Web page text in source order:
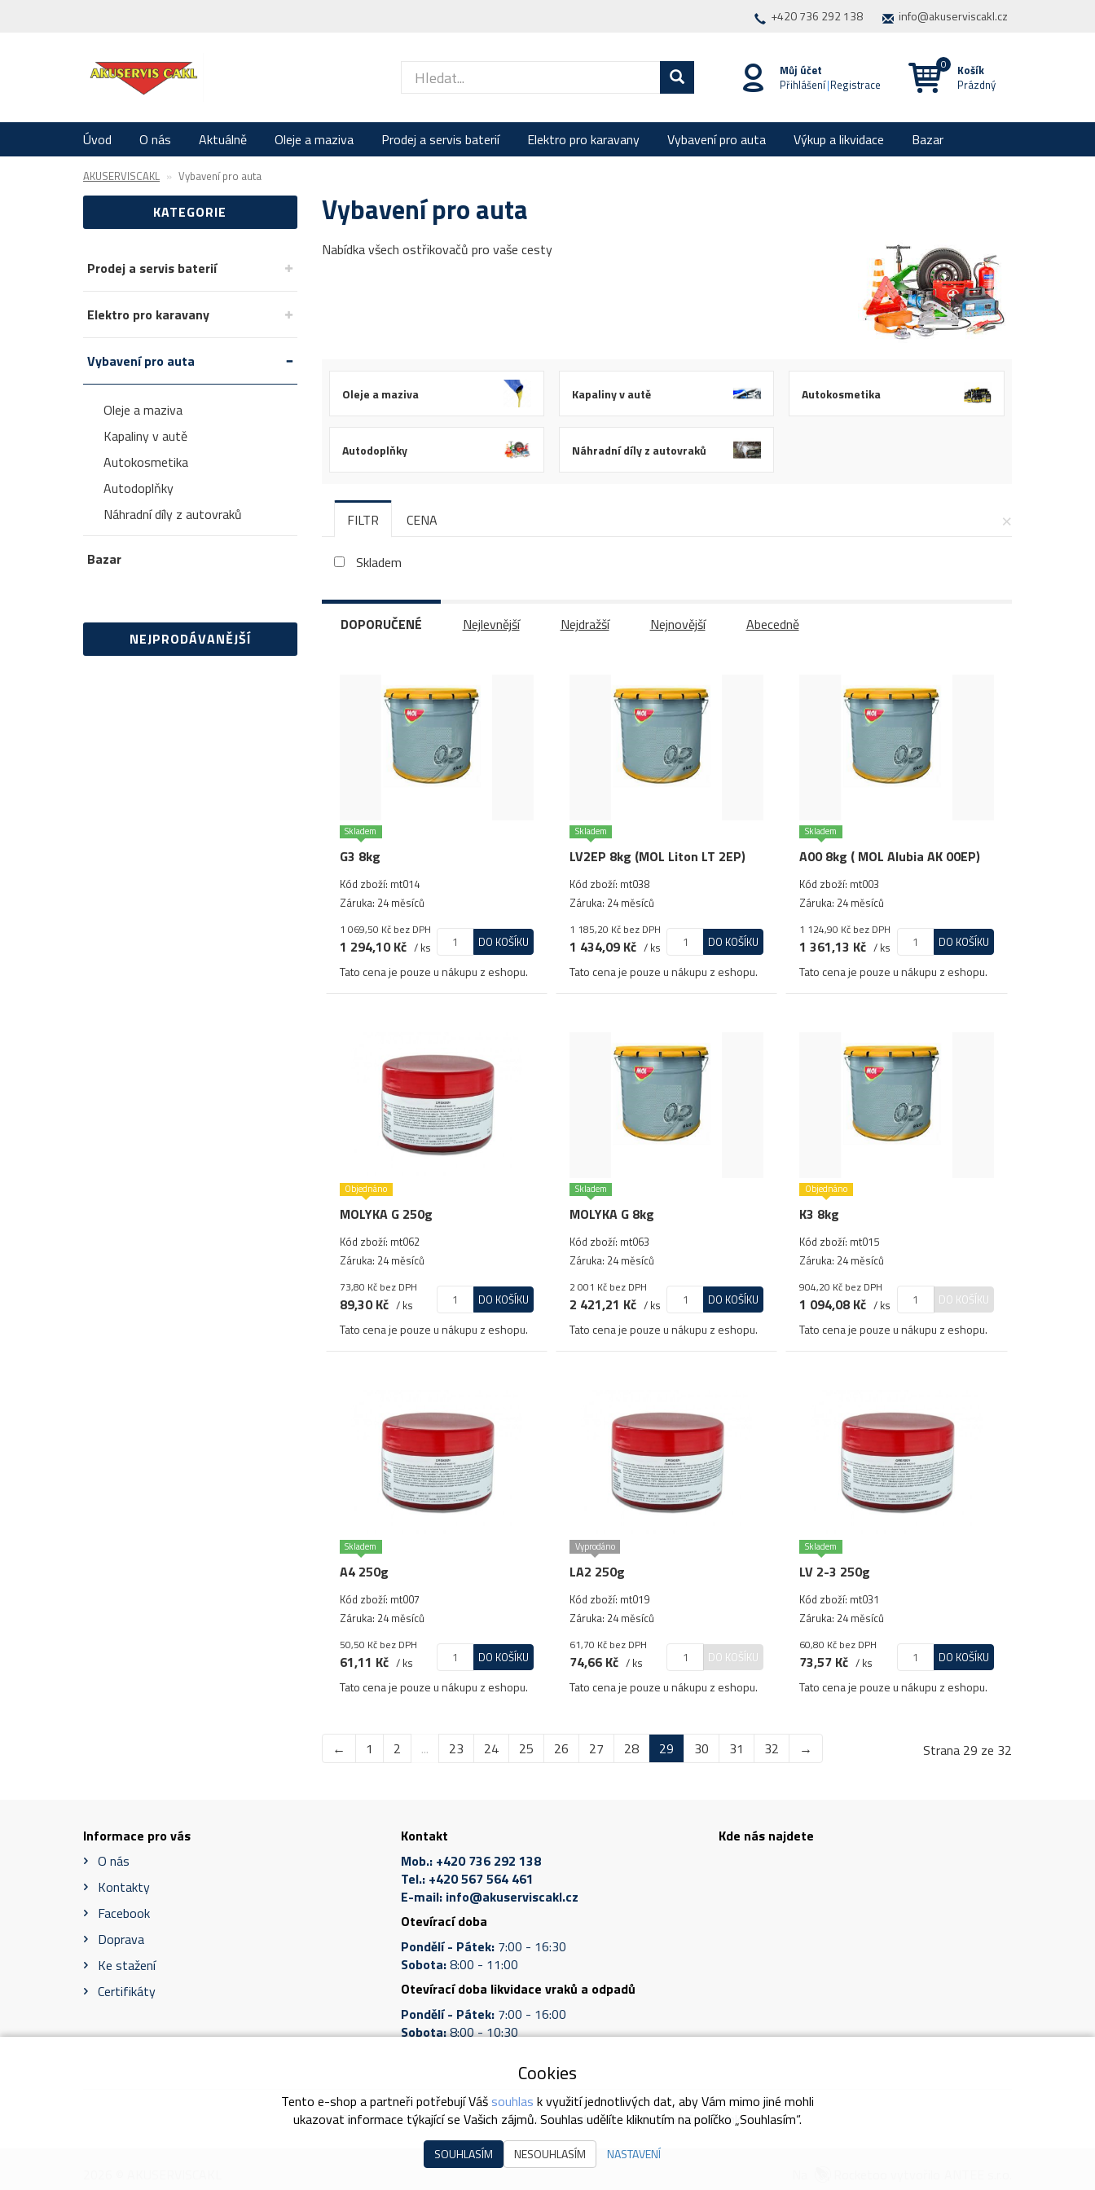
+420 736 292 138 info@akuserviscakl.cz
Můj účet
Přihlášení|Registrace
Košík
Prázdný
Úvod O nás Aktuálně Oleje a maziva Prodej a servis baterií Elektro pro karavany Vybavení pro auta Výkup a likvidace Bazar
AKUSERVISCAKL Vybavení pro auta
KATEGORIE
Prodej a servis baterií
Elektro pro karavany
Vybavení pro auta
Oleje a maziva
Kapaliny v autě
Autokosmetika
Autodoplňky
Náhradní díly z autovraků
Bazar
NEJPRODÁVANĚJŠÍ
Vybavení pro auta
Nabídka všech ostřikovačů pro vaše cesty
Oleje a maziva Kapaliny v autě Autokosmetika
Autodoplňky Náhradní díly z autovraků
×
FILTR CENA
Skladem
DOPORUČENÉ Nejlevnější Nejdražší Nejnovější Abecedně
Skladem
G3 8kg
Kód zboží: mt014
Záruka: 24 měsíců
1 069,50 Kč bez DPH
1 294,10 Kč / ks DO KOŠÍKU
Tato cena je pouze u nákupu z eshopu.
Skladem
LV2EP 8kg (MOL Liton LT 2EP)
Kód zboží: mt038
Záruka: 24 měsíců
1 185,20 Kč bez DPH
1 434,09 Kč / ks DO KOŠÍKU
Tato cena je pouze u nákupu z eshopu.
Skladem
A00 8kg ( MOL Alubia AK 00EP)
Kód zboží: mt003
Záruka: 24 měsíců
1 124,90 Kč bez DPH
1 361,13 Kč / ks DO KOŠÍKU
Tato cena je pouze u nákupu z eshopu.
Objednáno
MOLYKA G 250g
Kód zboží: mt062
Záruka: 24 měsíců
73,80 Kč bez DPH
89,30 Kč / ks DO KOŠÍKU
Tato cena je pouze u nákupu z eshopu.
Skladem
MOLYKA G 8kg
Kód zboží: mt063
Záruka: 24 měsíců
2 001 Kč bez DPH
2 421,21 Kč / ks DO KOŠÍKU
Tato cena je pouze u nákupu z eshopu.
Objednáno
K3 8kg
Kód zboží: mt015
Záruka: 24 měsíců
904,20 Kč bez DPH
1 094,08 Kč / ks DO KOŠÍKU
Tato cena je pouze u nákupu z eshopu.
Skladem
A4 250g
Kód zboží: mt007
Záruka: 24 měsíců
50,50 Kč bez DPH
61,11 Kč / ks DO KOŠÍKU
Tato cena je pouze u nákupu z eshopu.
Vyprodáno
LA2 250g
Kód zboží: mt019
Záruka: 24 měsíců
61,70 Kč bez DPH
74,66 Kč / ks DO KOŠÍKU
Tato cena je pouze u nákupu z eshopu.
Skladem
LV 2-3 250g
Kód zboží: mt031
Záruka: 24 měsíců
60,80 Kč bez DPH
73,57 Kč / ks DO KOŠÍKU
Tato cena je pouze u nákupu z eshopu.
← 1 2 ... 23 24 25 26 27 28 29 30 31 32 → Strana 29 ze 32
Informace pro vás
O nás
Kontakty
Facebook
Doprava
Ke stažení
Certifikáty
Kontakt
Mob.: +420 736 292 138
Tel.: +420 567 564 461
E-mail: info@akuserviscakl.cz
Otevírací doba
Pondělí - Pátek: 7:00 - 16:30
Sobota:8:00 - 11:00
Otevírací doba likvidace vraků a odpadů
Pondělí - Pátek: 7:00 - 16:00
Sobota:8:00 - 10:30
Kde nás najdete
Obchodní podmínky Ochrana osobních údajů Reklamační podmínky
Cookies
Tento e-shop a partneři potřebují Váš souhlas k využití jednotlivých dat, aby Vám mimo jiné mohli
ukazovat informace týkající se Vašich zájmů. Souhlas udělíte kliknutím na políčko „Souhlasím“.
SOUHLASÍM NESOUHLASÍM NASTAVENÍ